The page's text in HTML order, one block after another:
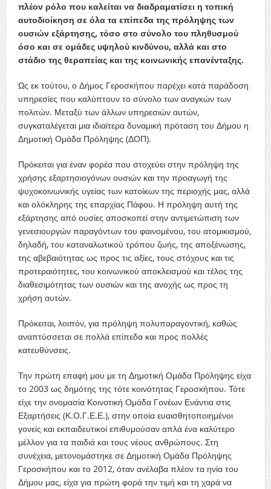
πλέον ρόλο που καλείται να διαδραματίσει η τοπική
αυτοδιοίκηση σε όλα τα επίπεδα της πρόληψης των
ουσιών εξάρτησης, τόσο στο σύνολο του πληθυσμού
όσο και σε ομάδες υψηλού κινδύνου, αλλά και στο
στάδιο της θεραπείας και της κοινωνικής επανένταξης.
Ως εκ τούτου, ο Δήμος Γεροσκήπου παρέχει κατά παράδοση
υπηρεσίες που καλύπτουν το σύνολο των αναγκών των
πολιτών. Μεταξύ των άλλων υπηρεσιών αυτών,
συγκαταλέγεται μια ιδιαίτερα δυναμική πρόταση του Δήμου η
Δημοτική Ομάδα Πρόληψης (ΔΟΠ).
Πρόκειται για έναν φορέα που στοχεύει στην πρόληψη της
χρήσης εξαρτησιογόνων ουσιών και την προαγωγή της
ψυχοκοινωνικής υγείας των κατοίκων της περιοχής μας, αλλά
και ολόκληρης της επαρχίας Πάφου. Η πρόληψη αυτή της
εξάρτησης από ουσίες αποσκοπεί στην αντιμετώπιση των
γενεσιουργών παραγόντων του φαινομένου, του ατομικισμού,
δηλαδή, του καταναλωτικού τρόπου ζωής, της αποξένωσης,
της αβεβαιότητας ως προς τις αξίες, τους στόχους και τις
προτεραιότητες, του κοινωνικού αποκλεισμού και τέλος της
διαθεσιμότητας των ουσιών και της ανοχής ως προς τη
χρήση αυτών.
Πρόκειται, λοιπόν, για πρόληψη πολυπαραγοντική, καθώς
αναπτύσσεται σε πολλά επίπεδα και προς πολλές
κατευθύνσεις.
Την πρώτη επαφή μου με τη Δημοτική Ομάδα Πρόληψης είχα
το 2003 ως δημότης της τότε κοινότητας Γεροσκήπου. Τότε
είχε την ονομασία Κοινοτική Ομάδα Γονέων Ενάντια στις
Εξαρτήσεις (Κ.Ο.Γ.Ε.Ε.), στην οποία ευαισθητοποιημένοι
γονείς και εκπαιδευτικοί επιθυμούσαν απλά ένα καλύτερο
μέλλον για τα παιδιά και τους νέους ανθρώπους. Στη
συνέχεια, μετονομάστηκε σε Δημοτική Ομάδα Πρόληψης
Γεροσκήπου και το 2012, όταν ανέλαβα πλέον τα ηνία του
Δήμου μας, είχα για πρώτη φορά την τιμή και τη χαρά να